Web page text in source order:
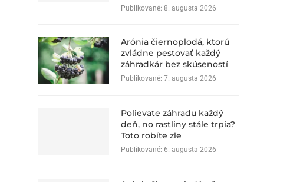
Publikované: 8. augusta 2026
Arónia čiernoplodá, ktorú
zvládne pestovať každý
záhradkár bez skúseností
Publikované: 7. augusta 2026
Polievate záhradu každý
deň, no rastliny stále trpia?
Toto robíte zle
Publikované: 6. augusta 2026